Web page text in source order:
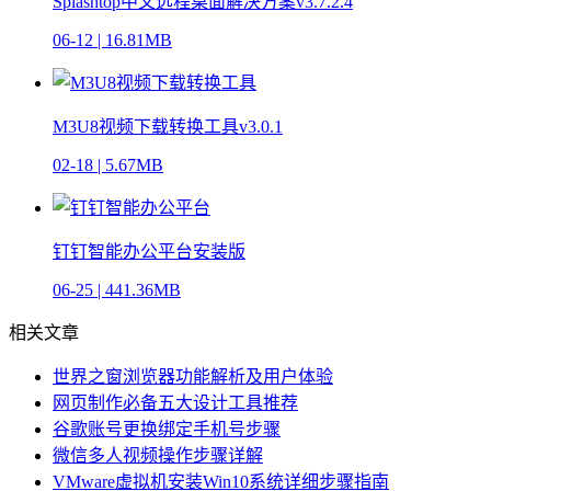
06-12 | 16.81MB
M3U8视频下载转换工具v3.0.1
02-18 | 5.67MB
钉钉智能办公平台安装版
06-25 | 441.36MB
相关文章
世界之窗浏览器功能解析及用户体验
网页制作必备五大设计工具推荐
谷歌账号更换绑定手机号步骤
微信多人视频操作步骤详解
VMware虚拟机安装Win10系统详细步骤指南